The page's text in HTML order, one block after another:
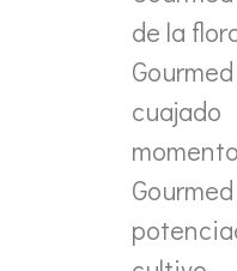
de la